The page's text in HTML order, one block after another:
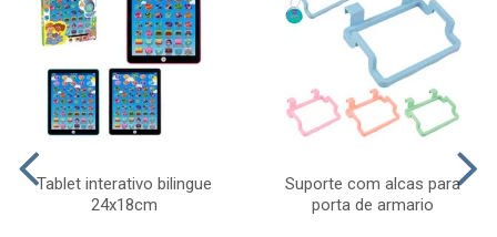
Tablet interativo bilingue
24x18cm
Suporte com alcas para
porta de armario